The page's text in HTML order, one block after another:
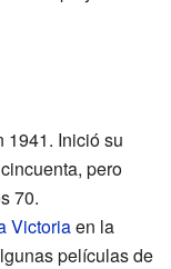
1941. Inició su
pero
70.
Victoriaen la
películas de